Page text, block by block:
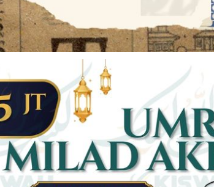
DISCLAIMER
PEDOMAN MEDIA SIBER
JARINGAN SOCIAL
Facebook
Linkedin